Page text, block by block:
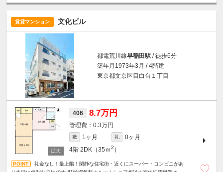
賃貸マンション 文化ビル
都電荒川線早稲田駅 / 徒歩6分
築年月1973年3月 / 4階建
東京都文京区目白台１丁目
406 8.7万円
0.3万円
敷 1ヶ月 礼
0ヶ月
4階 2DK（35ｍ2 ）
礼金なし！最上階！閑静な住宅街・近くにスーパー・コンビニがあ